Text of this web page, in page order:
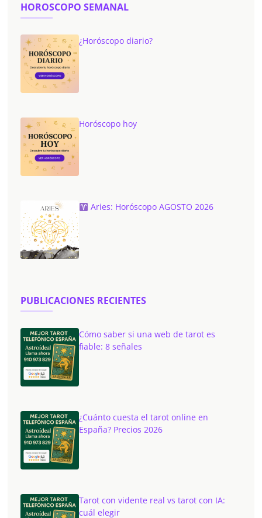
HOROSCOPO SEMANAL
¿Horóscopo diario?
Horóscopo hoy
Aries: Horóscopo AGOSTO 2026
PUBLICACIONES RECIENTES
Cómo saber si una web de tarot es
fiable: 8 señales
¿Cuánto cuesta el tarot online en
España? Precios 2026
Tarot con vidente real vs tarot con IA:
cuál elegir